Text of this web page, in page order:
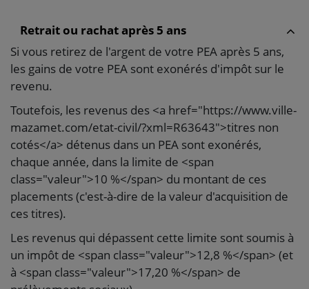
Retrait ou rachat après 5 ans
Si vous retirez de l'argent de votre PEA après 5 ans,
les gains de votre PEA sont exonérés d'impôt sur le
revenu.
Toutefois, les revenus des <a href="https://www.ville-
mazamet.com/etat-civil/?xml=R63643">titres non
cotés</a> détenus dans un PEA sont exonérés,
chaque année, dans la limite de <span
class="valeur">10 %</span> du montant de ces
placements (c'est-à-dire de la valeur d'acquisition de
ces titres).
Les revenus qui dépassent cette limite sont soumis à
un impôt de <span class="valeur">12,8 %</span> (et
à <span class="valeur">17,20 %</span> de